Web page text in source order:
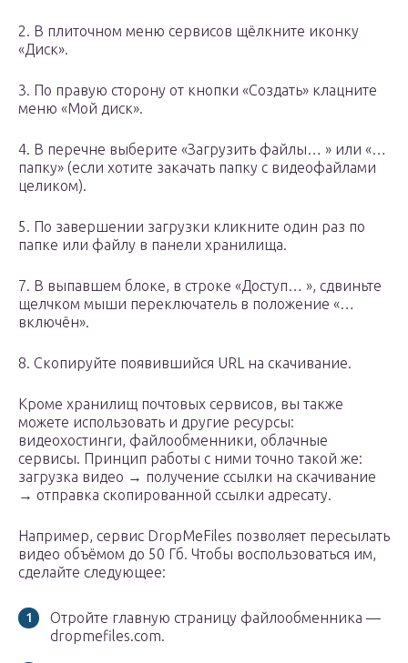
2. В плиточном меню сервисов щёлкните иконку
«Диск».
3. По правую сторону от кнопки «Создать» клацните
меню «Мой диск».
4. В перечне выберите «Загрузить файлы… » или «…
папку» (если хотите закачать папку с видеофайлами
целиком).
5. По завершении загрузки кликните один раз по
папке или файлу в панели хранилища.
7. В выпавшем блоке, в строке «Доступ… », сдвиньте
щелчком мыши переключатель в положение «…
включён».
8. Скопируйте появившийся URL на скачивание.
Кроме хранилищ почтовых сервисов, вы также
можете использовать и другие ресурсы:
видеохостинги, файлообменники, облачные
сервисы. Принцип работы с ними точно такой же:
загрузка видео → получение ссылки на скачивание
→ отправка скопированной ссылки адресату.
Например, сервис DropMeFiles позволяет пересылать
видео объёмом до 50 Гб. Чтобы воспользоваться им,
сделайте следующее:
Отройте главную страницу файлообменника —
dropmefiles.com.